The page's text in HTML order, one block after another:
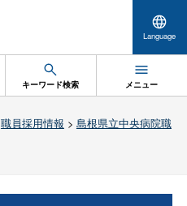
Language
キーワード検索 メニュー
職員採用情報 > 島根県立中央病院職